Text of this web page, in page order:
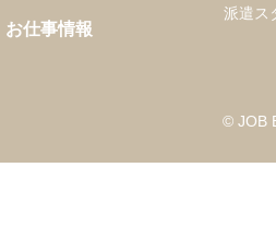
お仕事情報
派遣ス
© JOB